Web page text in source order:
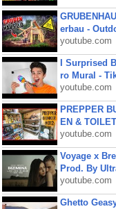
erbau -
youtube.com
I Surprised
ro Mural -
youtube.com
PREPPER
EN &
youtube.com
Voyage x
Prod. By
youtube.com
Ghetto